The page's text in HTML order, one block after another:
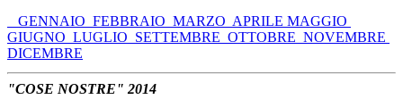
GENNAIO FEBBRAIO MARZO APRILE MAGGIO
GIUGNO LUGLIO SETTEMBRE OTTOBRE NOVEMBRE
DICEMBRE
"COSE NOSTRE" 2014